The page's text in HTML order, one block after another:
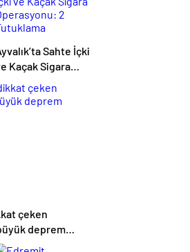
Sahte İçki
Kaçak Sigara
Operasyonu: 2
çeken
deprem